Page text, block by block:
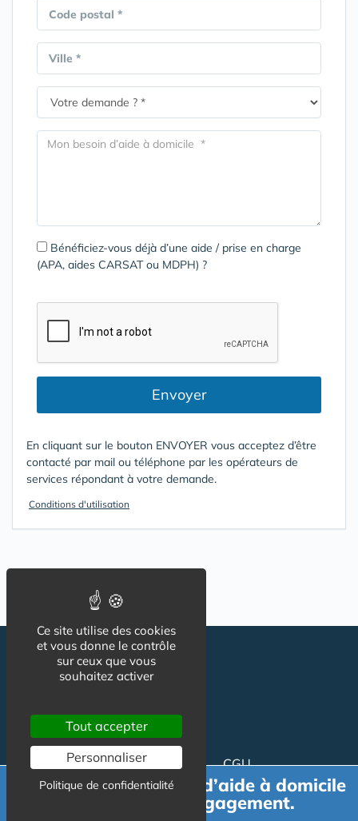
Code postal *
Ville *
Bénéficiez-vous déjà d’une aide / prise en charge
(APA, aides CARSAT ou MDPH) ?
Envoyer
En cliquant sur le bouton ENVOYER vous acceptez d’être
contacté par mail ou téléphone par les opérateurs de
services répondant à votre demande.
Conditions d'utilisation
Suivez-nous
CGU
Mentions légales
Charte
Demande de devis d’aide à domicile
gratuit et sans engagement.
Ce site utilise des cookies
et vous donne le contrôle
sur ceux que vous
souhaitez activer
Tout accepter
Personnaliser
Politique de confidentialité